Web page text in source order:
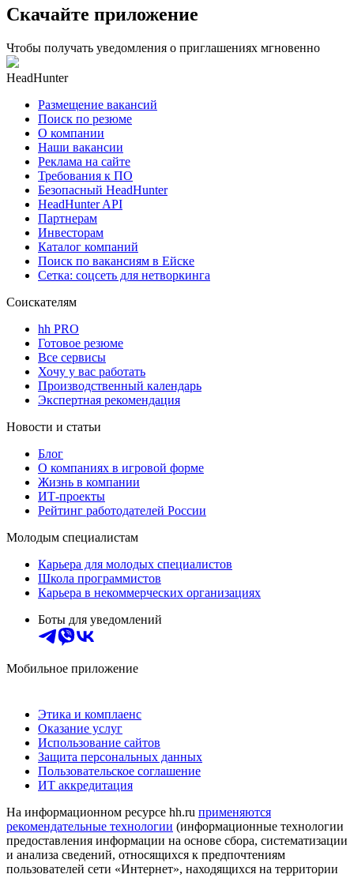
Скачайте приложение
Чтобы получать уведомления о приглашениях мгновенно
HeadHunter
Размещение вакансий
Поиск по резюме
О компании
Наши вакансии
Реклама на сайте
Требования к ПО
Безопасный HeadHunter
HeadHunter API
Партнерам
Инвесторам
Каталог компаний
Поиск по вакансиям в Ейске
Сетка: соцсеть для нетворкинга
Соискателям
hh PRO
Готовое резюме
Все сервисы
Хочу у вас работать
Производственный календарь
Экспертная рекомендация
Новости и статьи
Блог
О компаниях в игровой форме
Жизнь в компании
ИТ-проекты
Рейтинг работодателей России
Молодым специалистам
Карьера для молодых специалистов
Школа программистов
Карьера в некоммерческих организациях
Боты для уведомлений
Мобильное приложение
Этика и комплаенс
Оказание услуг
Использование сайтов
Защита персональных данных
Пользовательское соглашение
ИТ аккредитация
На информационном ресурсе hh.ru применяются
рекомендательные технологии (информационные технологии
предоставления информации на основе сбора, систематизации
и анализа сведений, относящихся к предпочтениям
пользователей сети «Интернет», находящихся на территории